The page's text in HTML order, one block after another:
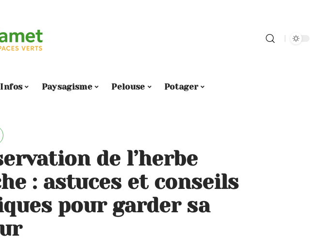
Infos Paysagisme Pelouse Potager
de l’herbe
: astuces et conseils
pour garder sa